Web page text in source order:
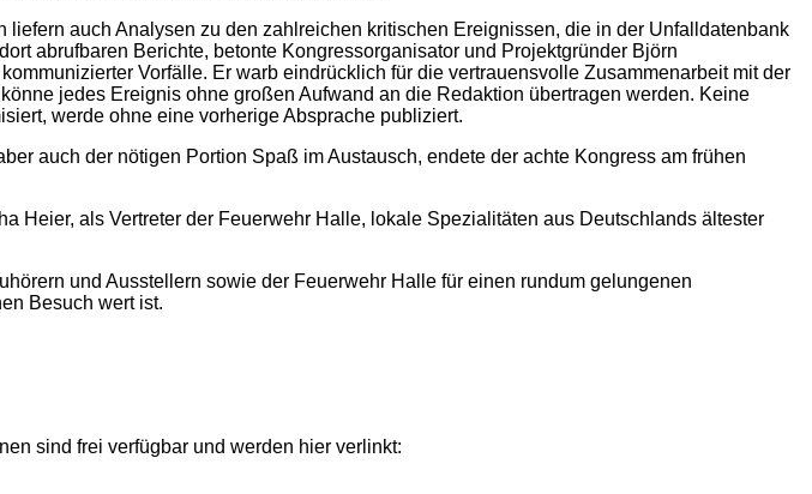
auch Analysen zu den zahlreichen kritischen Ereignissen, die in der Unfalldatenbank
abrufbaren Berichte, betonte Kongressorganisator und Projektgründer Björn
Vorfälle. Er warb eindrücklich für die vertrauensvolle Zusammenarbeit mit der
könne jedes Ereignis ohne großen Aufwand an die Redaktion übertragen werden. Keine
werde ohne eine vorherige Absprache publiziert.
auch der nötigen Portion Spaß im Austausch, endete der achte Kongress am frühen
Heier, als Vertreter der Feuerwehr Halle, lokale Spezialitäten aus Deutschlands ältester
und Ausstellern sowie der Feuerwehr Halle für einen rundum gelungenen
Besuch wert ist.
sind frei verfügbar und werden hier verlinkt: